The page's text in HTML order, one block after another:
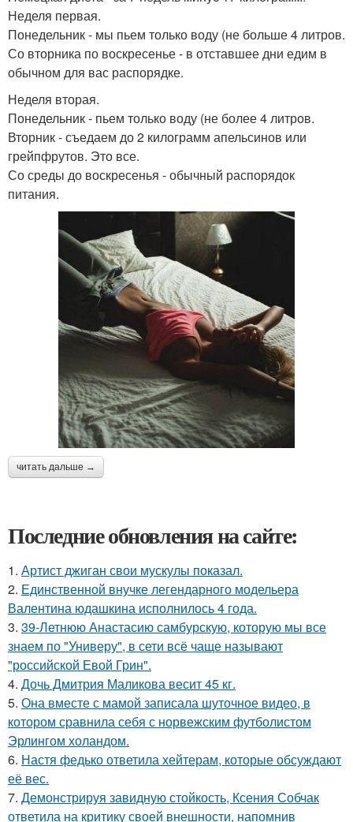
Неделя первая.
Понедельник - мы пьем только воду (не больше 4 литров.
Со вторника по воскресенье - в отставшее дни едим в
обычном для вас распорядке.
Неделя вторая.
Понедельник - пьем только воду (не более 4 литров.
Вторник - съедаем до 2 килограмм апельсинов или
грейпфрутов. Это все.
Со среды до воскресенья - обычный распорядок
питания.
читать дальше →
Последние обновления на сайте:
1. Артист джиган свои мускулы показал.
2. Единственной внучке легендарного модельера
Валентина юдашкина исполнилось 4 года.
3. 39-Летнюю Анастасию самбурскую, которую мы все
знаем по "Универу", в сети всё чаще называют
"российской Евой Грин".
4. Дочь Дмитрия Маликова весит 45 кг.
5. Она вместе с мамой записала шуточное видео, в
котором сравнила себя с норвежским футболистом
Эрлингом холандом.
6. Настя федько ответила хейтерам, которые обсуждают
её вес.
7. Демонстрируя завидную стойкость, Ксения Собчак
ответила на критику своей внешности, напомнив